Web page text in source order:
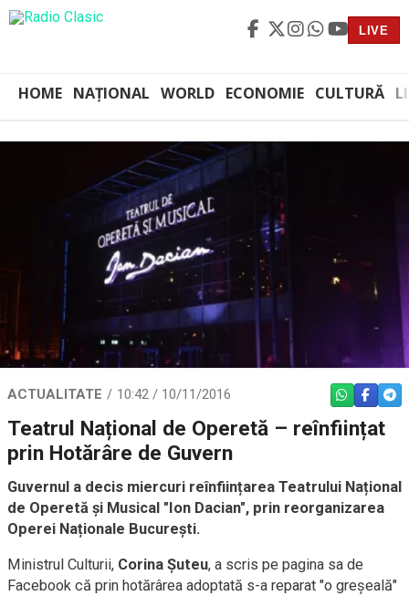
LIVE
HOME NAȚIONAL WORLD ECONOMIE CULTURĂ
ACTUALITATE 10:42 / 10/11/2016 WHATSAPP
Teatrul Național de Operetă – reînființat
prin Hotărâre de Guvern
Guvernul a decis miercuri reînființarea Teatrului Național
de Operetă și Musical "Ion Dacian", prin reorganizarea
Operei Naționale București.
Ministrul Culturii, Corina Șuteu, a scris pe pagina sa de
Facebook că prin hotărârea adoptată s-a reparat "o greșeală"